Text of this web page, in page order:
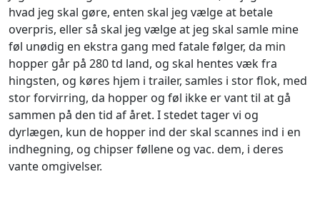
hvad jeg skal gøre, enten skal jeg vælge at betale
overpris, eller så skal jeg vælge at jeg skal samle mine
føl unødig en ekstra gang med fatale følger, da min
hopper går på 280 td land, og skal hentes væk fra
hingsten, og køres hjem i trailer, samles i stor flok, med
stor forvirring, da hopper og føl ikke er vant til at gå
sammen på den tid af året. I stedet tager vi og
dyrlægen, kun de hopper ind der skal scannes ind i en
indhegning, og chipser føllene og vac. dem, i deres
vante omgivelser.